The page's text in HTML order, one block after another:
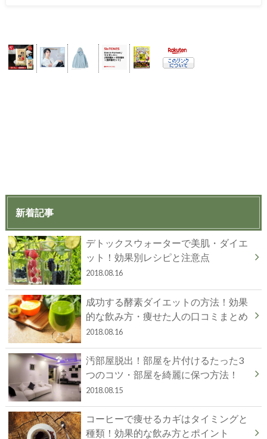
新着記事
デトックスウォーターで美肌・ダイエ
ット！効果別レシピと注意点
2018.08.16
成功する酵素ダイエットの方法！効果
的な飲み方・痩せた人の口コミまとめ
2018.08.16
汚部屋脱出！部屋を片付けるたった3
つのコツ・部屋を綺麗に保つ方法！
2018.08.15
コーヒーで痩せるカギはタイミングと
種類！効果的な飲み方とポイント